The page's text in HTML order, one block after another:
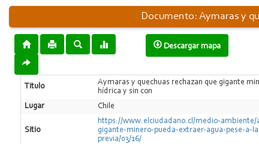
Documento: Aymaras y
Descargar mapa
Titulo
Aymaras y quechuas rechazan que gigante
hídrica y sin con
Lugar
Chile
Sitio
https://www.elciudadano.cl/medio-ambiente/
gigante-minero-pueda-extraer-agua-pese-a-
previa/03/16/